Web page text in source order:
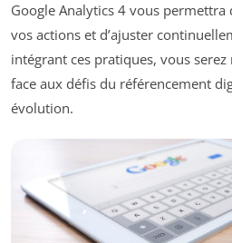
Google Analytics 4 vous permettra
vos actions et d’ajuster
intégrant ces pratiques, vous
face aux défis du référencement
évolution.